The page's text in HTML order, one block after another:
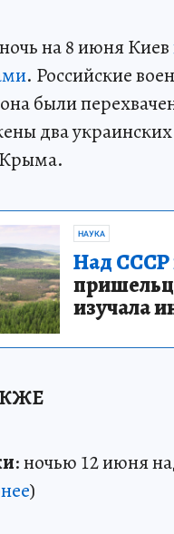
на 8 июня Киев
. Российские
были
два
НАУКА
Над СССР
изучала
: ночью 12 июня
)